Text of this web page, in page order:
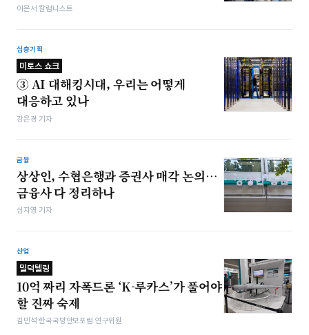
이은서 칼럼니스트
심층기획
미토스 쇼크
③ AI 대해킹시대, 우리는 어떻게
대응하고 있나
강은경 기자
금융
상상인, 수협은행과 증권사 매각 논의…
금융사 다 정리하나
심지영 기자
산업
밀덕텔링
10억 짜리 자폭드론 ‘K-루카스’가 풀어야
할 진짜 숙제
김민석 한국국방안보포럼 연구위원